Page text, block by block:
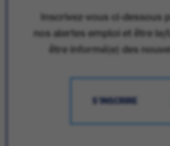
Inscrivez-vous ci-dessous
nos alertes emploi et être
être informé(e) des
S'INSCRIRE